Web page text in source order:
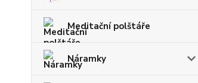
Meditační polštáře
Náramky